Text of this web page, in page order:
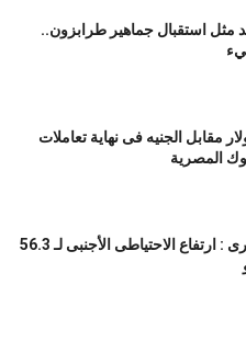
مثل استقبال جماهير طرابزون..
مقابل الجنيه فى نهاية تعاملات
المصرية
البنك المركزى المصرى : ارتفاع الاحتياطى الأجنبى لـ 56.3